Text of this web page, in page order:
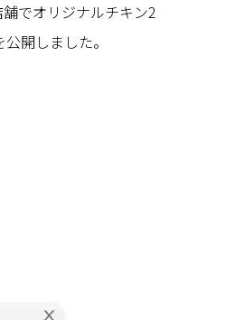
でオリジナルチキン2
開しました。